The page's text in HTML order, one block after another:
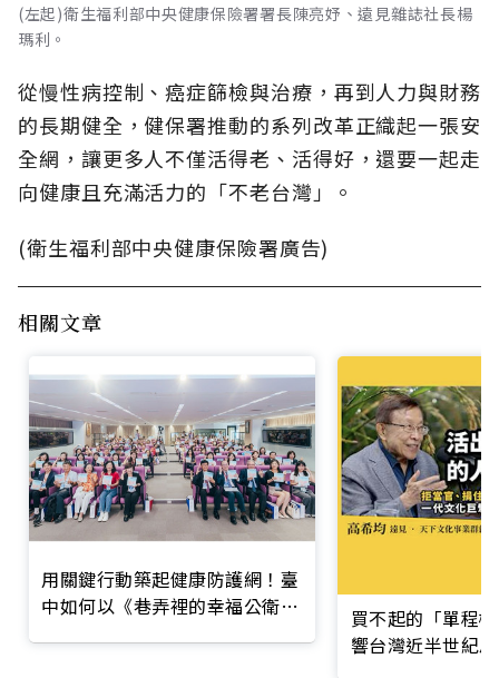
(左起)衛生福利部中央健康保險署署長陳亮妤、遠見雜誌社長楊
瑪利。
從慢性病控制、癌症篩檢與治療，再到人力與財務
的長期健全，健保署推動的系列改革正織起一張安
全網，讓更多人不僅活得老、活得好，還要一起走
向健康且充滿活力的「不老台灣」。
(衛生福利部中央健康保險署廣告)
相關文章
用關鍵行動築起健康防護網！臺
中如何以《巷弄裡的幸福公衛》
買不起的「單程
響台灣近半世紀